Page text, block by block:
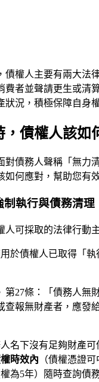
債權人主要有兩大法
費者並聲請更生或清
況，積極保障自身
債權人該如
對債務人聲稱「無力
何應對，幫助您有
制執行與債務清理
可採取的法律行動
用於債權人已取得「
第27條：「債務人
查報無財產者，應發
人名下沒有足夠財產
時效內 （債權憑證
為5年）隨時查詢債